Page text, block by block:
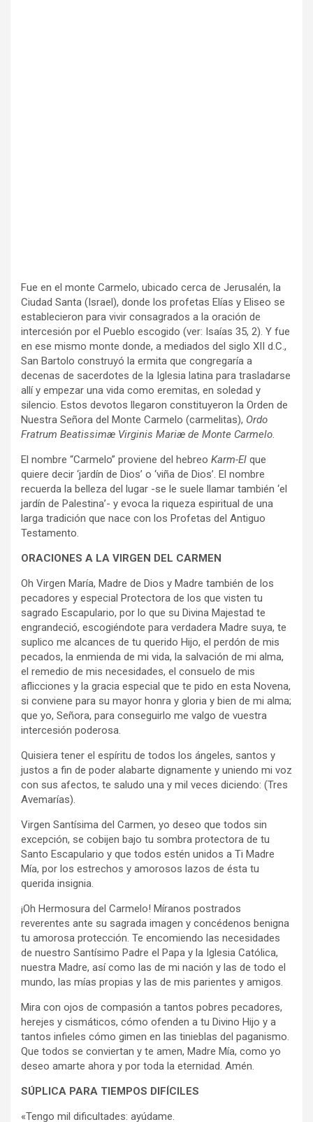
Fue en el monte Carmelo, ubicado cerca de Jerusalén, la
Ciudad Santa (Israel), donde los profetas Elías y Eliseo se
establecieron para vivir consagrados a la oración de
intercesión por el Pueblo escogido (ver: Isaías 35, 2). Y fue
en ese mismo monte donde, a mediados del siglo XII d.C.,
San Bartolo construyó la ermita que congregaría a
decenas de sacerdotes de la Iglesia latina para trasladarse
allí y empezar una vida como eremitas, en soledad y
silencio. Estos devotos llegaron constituyeron la Orden de
Nuestra Señora del Monte Carmelo (carmelitas), Ordo
Fratrum Beatissimæ Virginis Mariæ de Monte Carmelo.
El nombre “Carmelo” proviene del hebreo Karm-El que
quiere decir ‘jardín de Dios’ o ‘viña de Dios’. El nombre
recuerda la belleza del lugar -se le suele llamar también ‘el
jardín de Palestina’- y evoca la riqueza espiritual de una
larga tradición que nace con los Profetas del Antiguo
Testamento.
ORACIONES A LA VIRGEN DEL CARMEN
Oh Virgen María, Madre de Dios y Madre también de los
pecadores y especial Protectora de los que visten tu
sagrado Escapulario, por lo que su Divina Majestad te
engrandeció, escogiéndote para verdadera Madre suya, te
suplico me alcances de tu querido Hijo, el perdón de mis
pecados, la enmienda de mi vida, la salvación de mi alma,
el remedio de mis necesidades, el consuelo de mis
aflicciones y la gracia especial que te pido en esta Novena,
si conviene para su mayor honra y gloria y bien de mi alma;
que yo, Señora, para conseguirlo me valgo de vuestra
intercesión poderosa.
Quisiera tener el espíritu de todos los ángeles, santos y
justos a fin de poder alabarte dignamente y uniendo mi voz
con sus afectos, te saludo una y mil veces diciendo: (Tres
Avemarías).
Virgen Santísima del Carmen, yo deseo que todos sin
excepción, se cobijen bajo tu sombra protectora de tu
Santo Escapulario y que todos estén unidos a Ti Madre
Mía, por los estrechos y amorosos lazos de ésta tu
querida insignia.
¡Oh Hermosura del Carmelo! Míranos postrados
reverentes ante su sagrada imagen y concédenos benigna
tu amorosa protección. Te encomiendo las necesidades
de nuestro Santísimo Padre el Papa y la Iglesia Católica,
nuestra Madre, así como las de mi nación y las de todo el
mundo, las mías propias y las de mis parientes y amigos.
Mira con ojos de compasión a tantos pobres pecadores,
herejes y cismáticos, cómo ofenden a tu Divino Hijo y a
tantos infieles cómo gimen en las tinieblas del paganismo.
Que todos se conviertan y te amen, Madre Mía, como yo
deseo amarte ahora y por toda la eternidad. Amén.
SÚPLICA PARA TIEMPOS DIFÍCILES
«Tengo mil dificultades: ayúdame.